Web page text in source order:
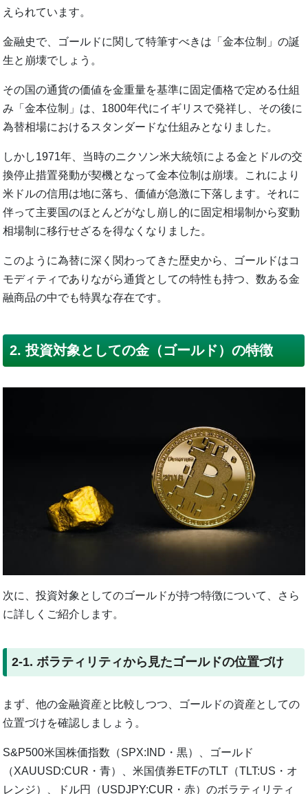
えられています。
金融史で、ゴールドに関して特筆すべきは「金本位制」の誕
生と崩壊でしょう。
その国の通貨の価値を金重量を基準に固定価格で定める仕組
み「金本位制」は、1800年代にイギリスで発祥し、その後に
為替相場におけるスタンダードな仕組みとなりました。
しかし1971年、当時のニクソン米大統領による金とドルの交
換停止措置発動が契機となって金本位制は崩壊。これにより
米ドルの信用は地に落ち、価値が急激に下落します。それに
伴って主要国のほとんどがなし崩し的に固定相場制から変動
相場制に移行せざるを得なくなりました。
このように為替に深く関わってきた歴史から、ゴールドはコ
モディティでありながら通貨としての特性も持つ、数ある金
融商品の中でも特異な存在です。
2. 投資対象としての金（ゴールド）の特徴
次に、投資対象としてのゴールドが持つ特徴について、さら
に詳しくご紹介します。
2-1. ボラティリティから見たゴールドの位置づけ
まず、他の金融資産と比較しつつ、ゴールドの資産としての
位置づけを確認しましょう。
S&P500米国株価指数（SPX:IND・黒）、ゴールド
（XAUUSD:CUR・青）、米国債券ETFのTLT（TLT:US・オ
レンジ）、ドル円（USDJPY:CUR・赤）のボラティリティ